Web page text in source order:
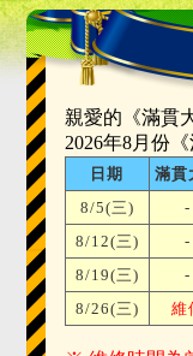
親愛的《滿貫
2026年8月份
日期
滿貫
8/5(三)
-
8/12(三)
-
8/19(三)
-
8/26(三)
維